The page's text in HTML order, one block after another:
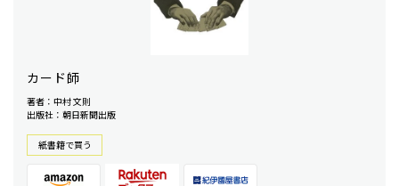
カード師
著者：中村 文則
出版社：朝日新聞出版
紙書籍で買う